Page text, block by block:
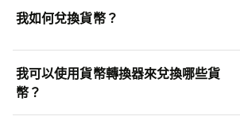
我如何兌換貨幣？
我可以使用貨幣轉換器來兌換哪些貨
幣？